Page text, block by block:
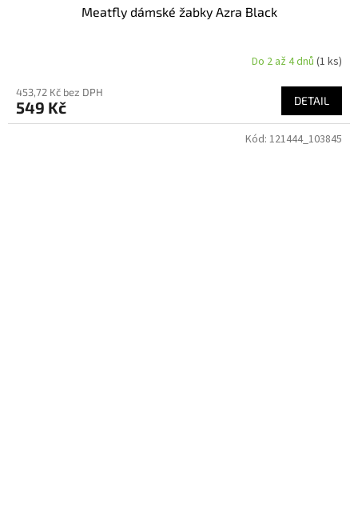
Meatfly dámské žabky Azra Black
Do 2 až 4 dnů (1 ks)
453,72 Kč bez DPH
549 Kč DETAIL
Kód: 121444_103845